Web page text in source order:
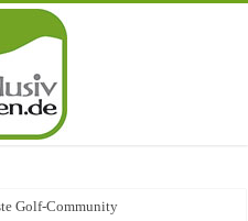
Golf-Community wei